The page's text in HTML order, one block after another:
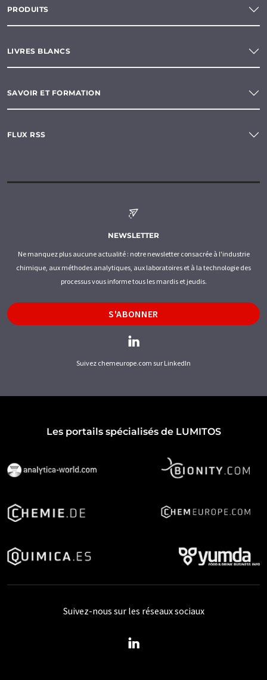
PRODUITS
LIVRES BLANCS
SAVOIR ET FORMATION
FLUX RSS
NEWSLETTER
Ne manquez plus aucune actualité : notre newsletter consacrée à l'industrie
chimique, aux méthodes analytiques, aux laboratoires et à la technologie des
processus vous informe tous les mardis et jeudis.
S'ABONNER
Suivez chemeurope.com sur LinkedIn
Les portails spécialisés de LUMITOS
Suivez-nous sur les réseaux sociaux